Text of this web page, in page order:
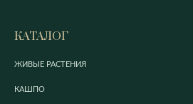
КАТАЛОГ
ЖИВЫЕ РАСТЕНИЯ
КАШПО